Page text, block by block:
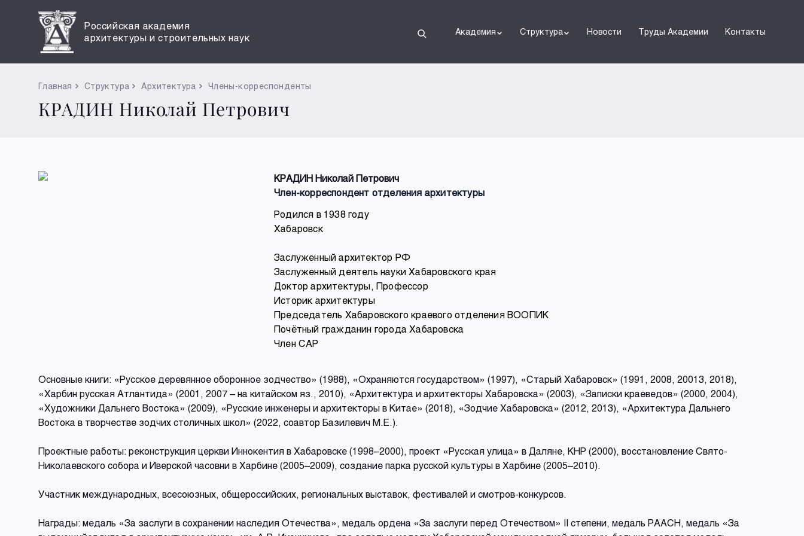
Российская академия
архитектуры и строительных наук
Академия Структура Новости Труды Академии Контакты
Главная Структура Архитектура Члены-корреспонденты
КРАДИН Николай Петрович
КРАДИН Николай Петрович
Член-корреспондент отделения архитектуры
Родился в 1938 году
Хабаровск
Заслуженный архитектор РФ
Заслуженный деятель науки Хабаровского края
Доктор архитектуры, Профессор
Историк архитектуры
Председатель Хабаровского краевого отделения ВООПИК
Почётный гражданин города Хабаровска
Член САР
Основные книги: «Русское деревянное оборонное зодчество» (1988), «Охраняются государством» (1997), «Старый Хабаровск» (1991, 2008, 20013, 2018),
«Харбин русская Атлантида» (2001, 2007 – на китайском яз., 2010), «Архитектура и архитекторы Хабаровска» (2003), «Записки краеведов» (2000, 2004),
«Художники Дальнего Востока» (2009), «Русские инженеры и архитекторы в Китае» (2018), «Зодчие Хабаровска» (2012, 2013), «Архитектура Дальнего
Востока в творчестве зодчих столичных школ» (2022, соавтор Базилевич М.Е.).
Проектные работы: реконструкция церкви Иннокентия в Хабаровске (1998–2000), проект «Русская улица» в Даляне, КНР (2000), восстановление Свято-
Николаевского собора и Иверской часовни в Харбине (2005–2009), создание парка русской культуры в Харбине (2005–2010).
Участник международных, всесоюзных, общероссийских, региональных выставок, фестивалей и смотров-конкурсов.
Награды: медаль «За заслуги в сохранении наследия Отечества», медаль ордена «За заслуги перед Отечеством» II степени, медаль РААСН, медаль «За